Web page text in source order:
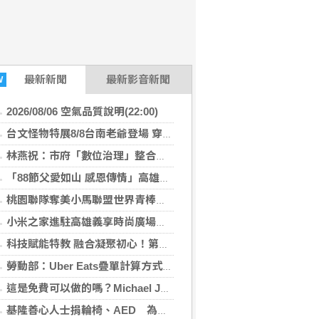
最新新聞 最新影音新聞
2026/08/06 空氣品質說明(22:00)
台文怪物特展8/8台南老爺登場 穿梭在地美饌×聲響迷宮
林燕祝：市府「數位治理」整合落後 請好好加油
「88節父愛如山 感恩傳情」高雄郵局向天下父親表達感謝
桃園聯隊奪美小馬聯盟世界青棒亞軍 張善政接機
小米之家進駐高雄義享時尚廣場 父親節開幕祭三重超狂優惠
科技賦能特教 融合凝聚初心！第十四屆海峽青年薈特教研學營開營
勞動部：Uber Eats疊單計算方式違法 每案可罰2萬
這是免費可以做的嗎？Michael Jackson入夢！蘇震洋獲偶像擁抱,飛吻 驚醒：感受到真實心跳！
基隆善心人士捐輪椅、AED 為仁愛之家增添安全防護